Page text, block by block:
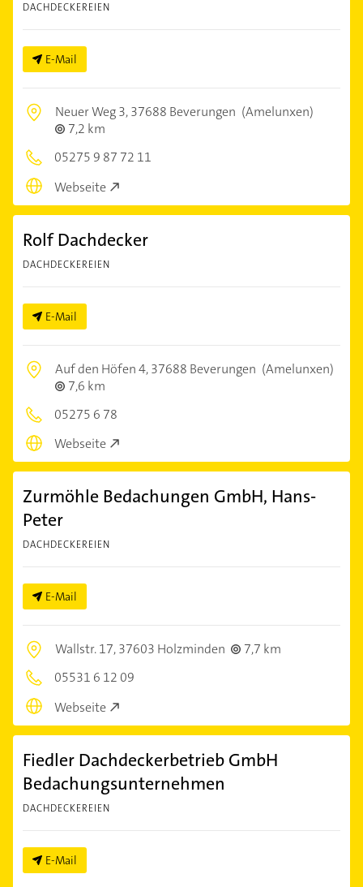
DACHDECKEREIEN
E-Mail
Neuer Weg 3,37688 Beverungen (Amelunxen)
7,2 km
05275 9 87 72 11
Webseite
Rolf Dachdecker
DACHDECKEREIEN
E-Mail
Auf den Höfen 4,37688 Beverungen (Amelunxen)
7,6 km
05275 6 78
Webseite
Zurmöhle Bedachungen GmbH, Hans-
Peter
DACHDECKEREIEN
E-Mail
Wallstr. 17,37603 Holzminden
7,7 km
05531 6 12 09
Webseite
Fiedler Dachdeckerbetrieb GmbH
Bedachungsunternehmen
DACHDECKEREIEN
E-Mail